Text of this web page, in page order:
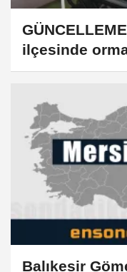
ilçesinde
ediliyor
Balıkesir